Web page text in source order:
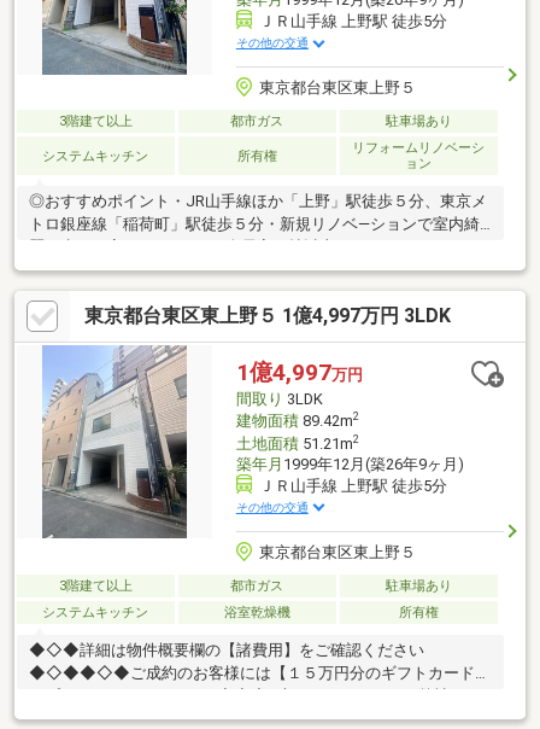
ＪＲ山手線 上野駅 徒歩5分
その他の交通
東京都台東区東上野５
3階建て以上 都市ガス 駐車場あり
システムキッチン 所有権
リフォームリノベーシ
ョン
◎おすすめポイント・JR山手線ほか「上野」駅徒歩５分、東京メ
トロ銀座線「稲荷町」駅徒歩５分・新規リノベ―ションで室内綺
プラン・１台分の駐車スペースあり（車種制限有）・近隣に商業
施設が揃い、生活利便性の高い住環境■資料請求・住宅ローンの
ご相談等はお気軽にお問い合わせください！■お問い合わせは
【フリーダイヤル：０１２０ー９９８ー１１８】までどうぞ♪
東京都台東区東上野５ 1億4,997万円 3LDK
1億4,997万円
間取り 3LDK
建物面積89.42m2
土地面積51.21m2
築年月 1999年12月(築26年9ヶ月)
ＪＲ山手線 上野駅 徒歩5分
その他の交通
東京都台東区東上野５
3階建て以上 都市ガス
駐車場あり
システムキッチン
浴室乾燥機 所有権
◆◇◆詳細は物件概要欄の【諸費用】をご確認ください
◆◇◆◆◇◆ご成約のお客様には【１５万円分のギフトカード】
ご契約いただいたお客様に限ります。お客様からよく、「え？不